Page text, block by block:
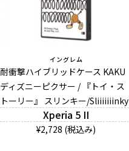
イングレム
耐衝撃ハイブリッドケース KAKU
ディズニーピクサー / 『トイ・ス
トーリー』 スリンキー/Sliiiiiiinky
Xperia 5 II
¥2,728 (税込み)